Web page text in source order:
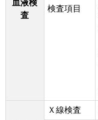
血液検
査
検査項目
Ｘ線検査